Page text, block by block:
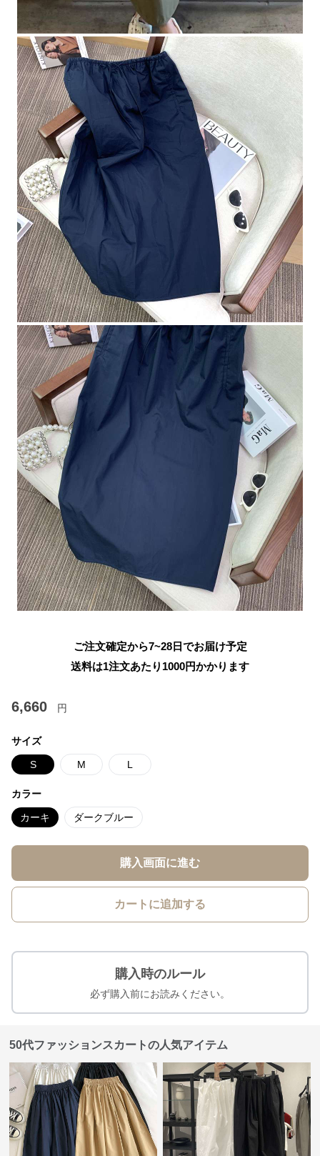
ご注文確定から7~28日でお届け予定
送料は1注文あたり 1000円かかります
6,660 円
サイズ
S M L
カラー
カーキ ダークブルー
購入画面に進む
カートに追加する
購入時のルール
必ず購入前にお読みください。
50代ファッションスカートの人気アイテム